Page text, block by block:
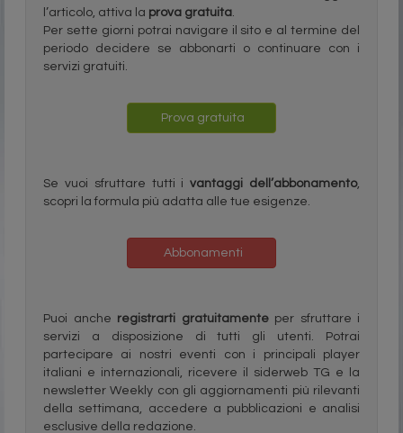
l’articolo, attiva la prova gratuita.
Per sette giorni potrai navigare il sito e al termine del
periodo decidere se abbonarti o continuare con i
servizi gratuiti.
Prova gratuita
Se vuoi sfruttare tutti ivantaggi dell’abbonamento,
scopri la formula più adatta alle tue esigenze.
Abbonamenti
Puoi anche registrarti gratuitamenteper sfruttare i
servizi a disposizione di tutti gli utenti. Potrai
partecipare ai nostri eventi con i principali player
italiani e internazionali, ricevere il siderweb TG e la
newsletter Weekly con gli aggiornamenti più rilevanti
della settimana, accedere a pubblicazioni e analisi
esclusive della redazione.